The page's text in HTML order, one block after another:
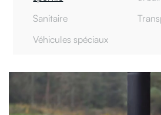
Sanitaire
Véhicules spéciaux